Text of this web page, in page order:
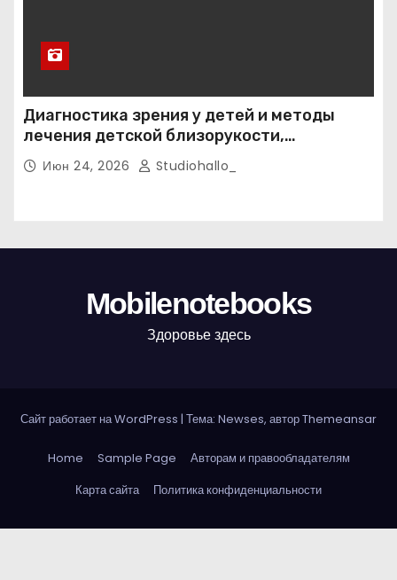
Диагностика зрения у детей и методы
лечения детской близорукости,
косоглазия и амблиопии
Июн 24, 2026 Studiohallo_
Mobilenotebooks
Здоровье здесь
Сайт работает на WordPress | Тема: Newses, авторThemeansar
Home Sample Page
Авторам и правообладателям
Карта сайта
Политика конфиденциальности